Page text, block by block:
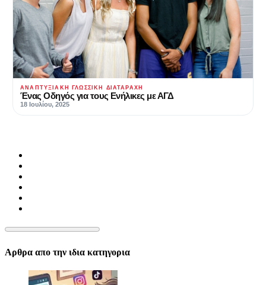
ΑΝΑΠΤΥΞΙΑΚΉ ΓΛΩΣΣΙΚΉ ΔΙΑΤΑΡΑΧΉ
Ένας Οδηγός για τους Ενήλικες με ΑΓΔ
18 Ιουλίου, 2025
Αρθρα απο την ιδια κατηγορια